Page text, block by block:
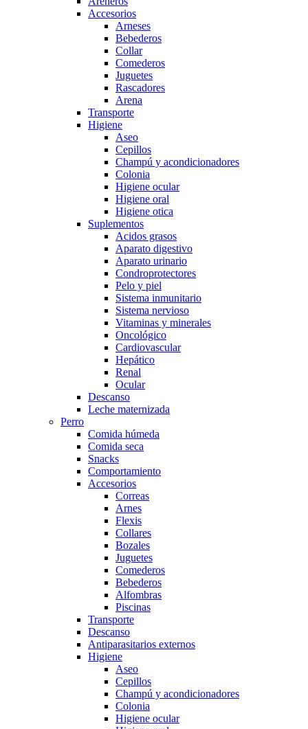
Accesorios
Arneses
Bebederos
Collar
Comederos
Juguetes
Rascadores
Arena
Transporte
Higiene
Aseo
Cepillos
Champú y acondicionadores
Colonia
Higiene ocular
Higiene oral
Higiene otica
Suplementos
Acidos grasos
Aparato digestivo
Aparato urinario
Condroprotectores
Pelo y piel
Sistema inmunitario
Sistema nervioso
Vitaminas y minerales
Oncológico
Cardiovascular
Hepático
Renal
Ocular
Descanso
Leche maternizada
Perro
Comida húmeda
Comida seca
Snacks
Comportamiento
Accesorios
Correas
Arnes
Flexis
Collares
Bozales
Juguetes
Comederos
Bebederos
Alfombras
Piscinas
Transporte
Descanso
Antiparasitarios externos
Higiene
Aseo
Cepillos
Champú y acondicionadores
Colonia
Higiene ocular